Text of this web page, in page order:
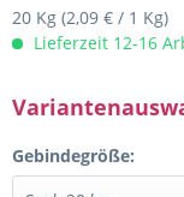
20 Kg (2,09 € / 1 Kg)
Lieferzeit 12-16
Gebindegröße: